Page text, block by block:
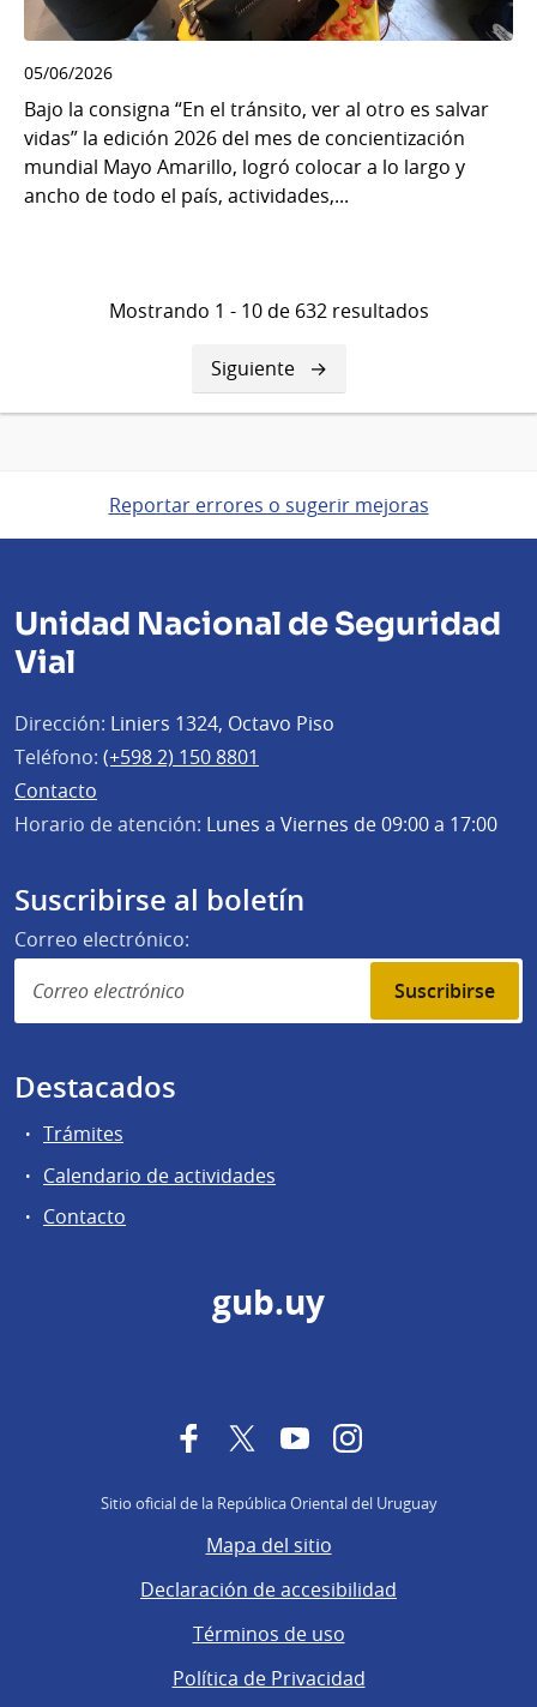
05/06/2026
Bajo la consigna “En el tránsito, ver al otro es salvar
vidas” la edición 2026 del mes de concientización
mundial Mayo Amarillo, logró colocar a lo largo y
ancho de todo el país, actividades,...
Mostrando 1 - 10 de 632 resultados
Siguiente
página
Siguiente
Reportar errores o sugerir mejoras
Unidad Nacional de Seguridad
Vial
Dirección: Liniers 1324, Octavo Piso
Teléfono: (+598 2) 150 8801
Contacto
Horario de atención: Lunes a Viernes de 09:00 a 17:00
Suscribirse al boletín
Correo electrónico:
Suscribirse
Destacados
Trámites
Calendario de actividades
Contacto
gub.uy
FacebookTwitterYouTubeInstagram
Sitio oficial de la República Oriental del Uruguay
Mapa del sitio
Declaración de accesibilidad
Términos de uso
Política de Privacidad